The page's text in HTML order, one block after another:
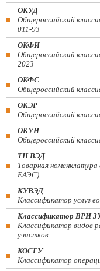
ОКУД
Общероссийский
011-93
ОКФИ
Общероссийский
2023
ОКФС
Общероссийский
ОКЭР
Общероссийский
ОКУН
Общероссийский
ТН ВЭД
Товарная
ЕАЭС)
КУВЭД
Классификатор услуг
Классификатор ВРИ
Классификатор видов
участков
КОСГУ
Классификатор